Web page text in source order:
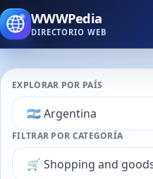
WWWPedia
DIRECTORIO WEB
EXPLORAR POR PAÍS
FILTRAR POR CATEGORÍA